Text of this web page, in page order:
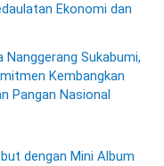
Ekonomi dan
Sukabumi,
Kembangkan
Pangan Nasional
dengan Mini Album